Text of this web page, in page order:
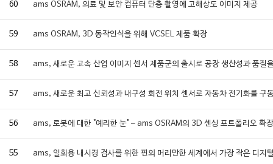
60 ams OSRAM, 의료 및 보안 컴퓨터 단층 촬영에 고해상도 이미지 제공
59 ams OSRAM, 3D 동작인식을 위해 VCSEL 제품 확장
58 ams, 새로운 고속 산업 이미지 센서 제품군의 출시로 공장 생산성과 품질
57 ams, 새로운 최고 신뢰성과 내구성 회전 위치 센서로 자동차 전기화를 구
56 ams, 로봇에 대한 "예리한 눈" – ams OSRAM의 3D 센싱 포트폴리오 확장
55 ams, 일회용 내시경 검사를 위한 핀의 머리만한 세계에서 가장 작은 디지